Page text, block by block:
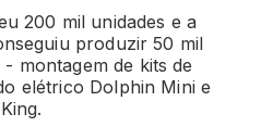
200 mil unidades e a
produzir 50 mil
montagem de kits de
elétrico Dolphin Mini e